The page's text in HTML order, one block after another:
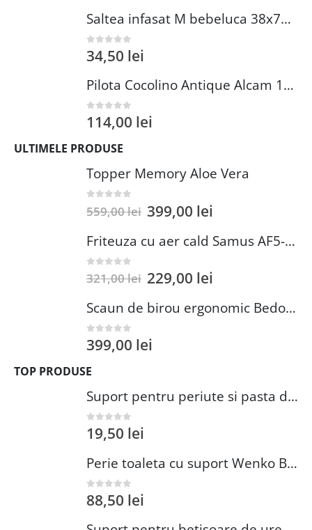
Saltea infasat M bebeluca 38x70 cm spuma PVC lavabila pentru confort si siguranta bebelusului
0out of 5
34,50 lei
Pilota Cocolino Antique Alcam 140x200 cm din Microfibra si Fleece pentru Confort Premium
0 out of 5
114,00 lei
ULTIMELE PRODUSE
Topper Memory Aloe Vera
559,00lei 399,00 lei
Friteuza cu aer cald Samus AF5-S1400DW
321,00lei 229,00 lei
Scaun de birou ergonomic Bedora Lotte, Mesh, Negru/Rosu
0out of 5
399,00 lei
TOP PRODUSE
Suport pentru periute si pasta de dinti Wenko Brasil Petrol 7.3 x 10.3 cm plastic verde inchis
0 out of 5
19,50 lei
Perie toaleta cu suport Wenko Brasil Petrol 10x37 cm plastic verde inchis
0 out of 5
88,50 lei